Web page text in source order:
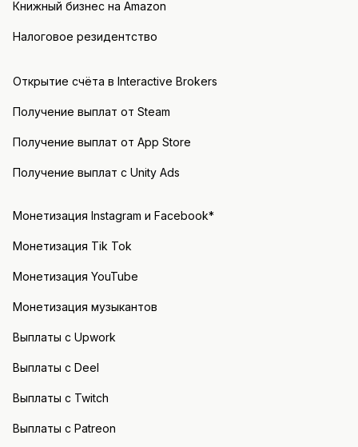
Книжный бизнес на Amazon
Налоговое резидентство
Открытие счёта в Interactive Brokers
Получение выплат от Steam
Получение выплат от App Store
Получение выплат с Unity Ads
Монетизация Instagram и Facebook*
Монетизация Tik Tok
Монетизация YouTube
Монетизация музыкантов
Выплаты с Upwork
Выплаты с Deel
Выплаты с Twitch
Выплаты с Patreon